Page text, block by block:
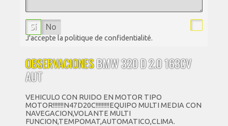
Sí No
J'accepte la politique de confidentialité.
OBSERVACIONESBMW 320 D 2.0 163CV
AUT
VEHICULO CON RUIDO EN MOTOR TIPO
MOTOR!!!!!!!N47D20C!!!!!!!!!EQUIPO MULTI MEDIA CON
NAVEGACION,VOLANTE MULTI
FUNCION,TEMPOMAT,AUTOMATICO,CLIMA.